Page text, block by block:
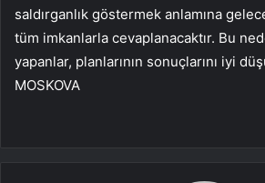
saldırganlık göstermek anlamına
tüm imkanlarla cevaplanacaktır. Bu
yapanlar, planlarının sonuçlarını iyi
MOSKOVA